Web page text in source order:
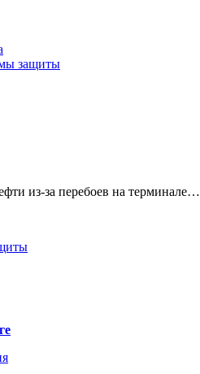
защиты
из-за перебоев на терминале…